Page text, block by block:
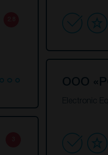
ООО
Electronic